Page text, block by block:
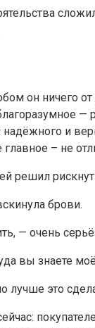
он ничего
надёжного и
– не
брови.
— очень
вы знаете
это